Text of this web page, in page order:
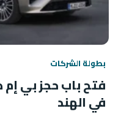
بطولة الشركات
في الهند